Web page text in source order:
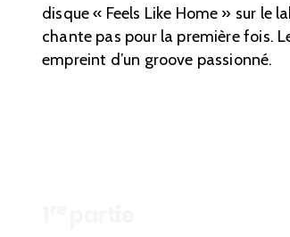
disque « Feels Like Home » sur le
chante pas pour la première fois.
empreint d’un groove passionné.